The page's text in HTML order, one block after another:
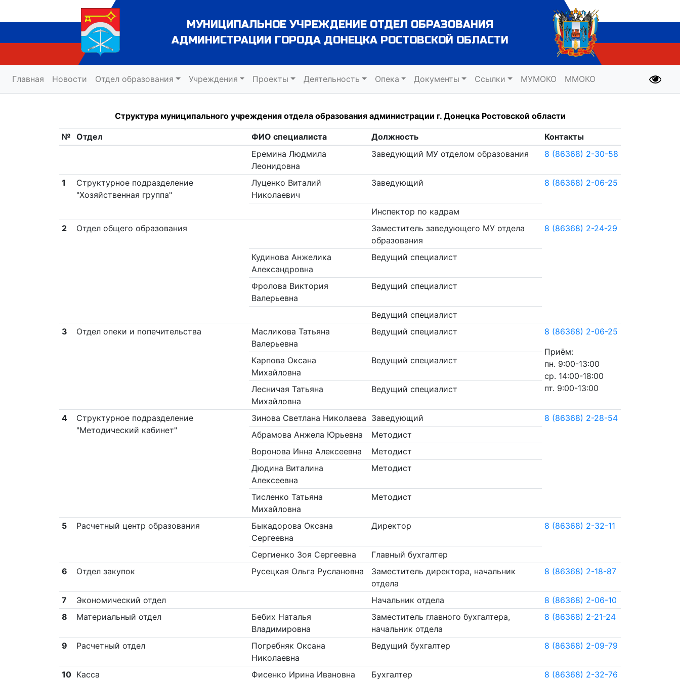
МУНИЦИПАЛЬНОЕ УЧРЕЖДЕНИЕ ОТДЕЛ ОБРАЗОВАНИЯ
АДМИНИСТРАЦИИ ГОРОДА ДОНЕЦКА РОСТОВСКОЙ ОБЛАСТИ
Главная Новости Отдел образования Учреждения Проекты Деятельность Опека Документы Ссылки МУМОКО ММОКО
Структура муниципального учреждения отдела образования администрации г. Донецка Ростовской области
№ Отдел ФИО специалиста Должность
Контакты
Еремина Людмила
Леонидовна
Заведующий МУ отделом образования 8 (86368) 2-30-58
1
Структурное подразделение
"Хозяйственная группа"
Луценко Виталий
Николаевич
Заведующий 8 (86368) 2-06-25
Инспектор по кадрам
2
Отдел общего образования
Заместитель заведующего МУ отдела
образования
8 (86368) 2-24-29
Кудинова Анжелика
Александровна
Ведущий специалист
Фролова Виктория
Валерьевна
Ведущий специалист
Ведущий специалист
3
Отдел опеки и попечительства
Масликова Татьяна
Валерьевна
Ведущий специалист
8 (86368) 2-06-25
Приём:
пн. 9:00-13:00
ср. 14:00-18:00
пт. 9:00-13:00
Карпова Оксана
Михайловна
Ведущий специалист
Лесничая Татьяна
Михайловна
Ведущий специалист
4
Структурное подразделение
"Методический кабинет"
Зинова Светлана Николаева Заведующий
8 (86368) 2-28-54
Абрамова Анжела Юрьевна
Методист
Воронова Инна Алексеевна
Методист
Дюдина Виталина
Алексеевна
Методист
Тисленко Татьяна
Михайловна
Методист
5 Расчетный центр образования
Быкадорова Оксана
Сергеевна
Директор 8 (86368) 2-32-11
Сергиенко Зоя Сергеевна
Главный бухгалтер
6
Отдел закупок Русецкая Ольга Руслановна
Заместитель директора, начальник
отдела
8 (86368) 2-18-87
7 Экономический отдел Начальник отдела
8 (86368) 2-06-10
8
Материальный отдел
Бебих Наталья
Владимировна
Заместитель главного бухгалтера,
начальник отдела
8 (86368) 2-21-24
9 Расчетный отдел
Погребняк Оксана
Николаевна
Ведущий бухгалтер 8 (86368) 2-09-79
10 Касса Фисенко Ирина Ивановна Бухгалтер 8 (86368) 2-32-76